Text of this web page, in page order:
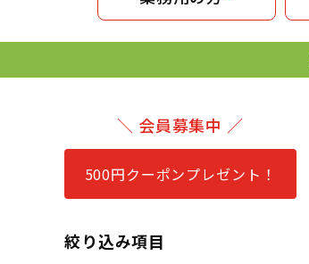
＼ 会員募集中 ／
500円クーポンプレゼント！
絞り込み項目